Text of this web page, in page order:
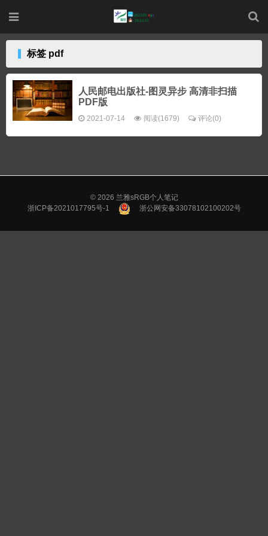
标签 pdf
人民邮电出版社-图灵异步 高清非扫描
PDF版
2021-07-14 阅读(1679) 评论(0)
© 2026 兰雅sRGB个人笔记
浙ICP备2021017795号-1
浙公网安备33078102100202号